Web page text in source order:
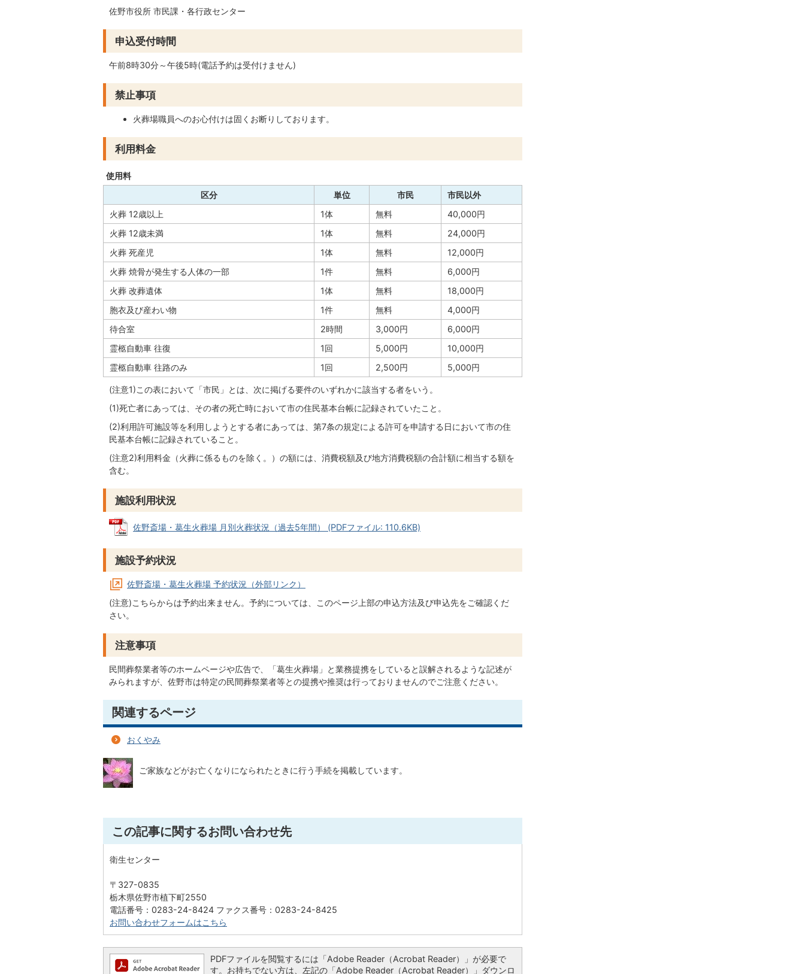
佐野市役所 市民課・各行政センター
申込受付時間
午前8時30分～午後5時(電話予約は受付けません)
禁止事項
火葬場職員へのお心付けは固くお断りしております。
利用料金
使用料
区分
単位 市民
市民以外
火葬 12歳以上
1体 無料
40,000円
火葬 12歳未満
1体 無料
24,000円
火葬 死産児
1体 無料
12,000円
火葬 焼骨が発生する人体の一部
1件 無料
6,000円
火葬 改葬遺体
1体 無料
18,000円
胞衣及び産わい物
1件 無料
4,000円
待合室
2時間 3,000円
6,000円
霊柩自動車 往復
1回 5,000円
10,000円
霊柩自動車 往路のみ
1回 2,500円 5,000円
(注意1)この表において「市民」とは、次に掲げる要件のいずれかに該当する者をいう。
(1)死亡者にあっては、その者の死亡時において市の住民基本台帳に記録されていたこと。
(2)利用許可施設等を利用しようとする者にあっては、第7条の規定による許可を申請する日において市の住
民基本台帳に記録されていること。
(注意2)利用料金（火葬に係るものを除く。）の額には、消費税額及び地方消費税額の合計額に相当する額を
含む。
施設利用状況
佐野斎場・葛生火葬場 月別火葬状況（過去5年間） (PDFファイル: 110.6KB)
施設予約状況
佐野斎場・葛生火葬場 予約状況（外部リンク）
(注意)こちらからは予約出来ません。予約については、このページ上部の申込方法及び申込先をご確認くだ
さい。
注意事項
民間葬祭業者等のホームページや広告で、「葛生火葬場」と業務提携をしていると誤解されるような記述が
みられますが、佐野市は特定の民間葬祭業者等との提携や推奨は行っておりませんのでご注意ください。
関連するページ
おくやみ
ご家族などがお亡くなりになられたときに行う手続を掲載しています。
この記事に関するお問い合わせ先
衛生センター
〒327-0835
栃木県佐野市植下町2550
電話番号：0283-24-8424 ファクス番号：0283-24-8425
お問い合わせフォームはこちら
PDFファイルを閲覧するには「Adobe Reader（Acrobat Reader）」が必要で
す。お持ちでない方は、左記の「Adobe Reader（Acrobat Reader）」ダウンロ